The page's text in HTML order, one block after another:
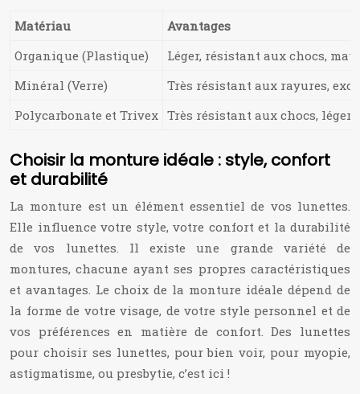
Matériau
Avantages
Organique (Plastique)
Léger, résistant aux chocs,
Minéral (Verre)
Très résistant aux rayures,
Polycarbonate et Trivex Très résistant aux chocs,
Choisir la monture idéale : style, confort
et durabilité
La monture est un élément essentiel de vos lunettes.
Elle influence votre style, votre confort et la durabilité
de vos lunettes. Il existe une grande variété de
montures, chacune ayant ses propres caractéristiques
et avantages. Le choix de la monture idéale dépend de
la forme de votre visage, de votre style personnel et de
vos préférences en matière de confort. Des lunettes
pour choisir ses lunettes, pour bien voir, pour myopie,
astigmatisme, ou presbytie, c’est ici !